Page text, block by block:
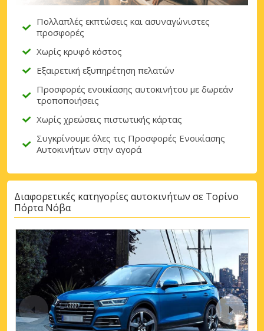
Πολλαπλές εκπτώσεις και ασυναγώνιστες
προσφορές
Χωρίς κρυφό κόστος
Εξαιρετική εξυπηρέτηση πελατών
Προσφορές ενοικίασης αυτοκινήτου με δωρεάν
τροποποιήσεις
Χωρίς χρεώσεις πιστωτικής κάρτας
Συγκρίνουμε όλες τις Προσφορές Ενοικίασης
Αυτοκινήτων στην αγορά
Διαφορετικές κατηγορίες αυτοκινήτων σε Τορίνο
Πόρτα Νόβα